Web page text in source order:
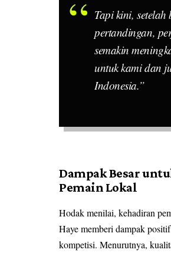
Tapi kini, setelah
pertandingan,
semakin
untuk kami dan
Indonesia.”
Dampak Besar
Pemain Lokal
Hodak menilai, kehadiran
Haye memberi dampak
kompetisi. Menurutnya,